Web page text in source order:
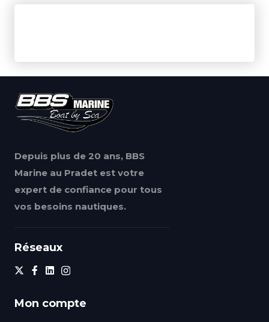
Depuis plus de 20 ans, BBS
Marine au Pradet est votre
expert de confiance pour tous
vos besoins nautiques.
Réseaux
Mon compte